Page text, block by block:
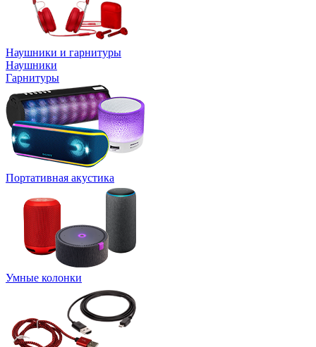
Наушники и гарнитуры
Наушники
Гарнитуры
Портативная акустика
Умные колонки